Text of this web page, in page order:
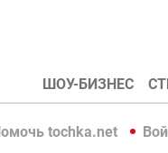
ШОУ-БИЗНЕС
tochka.net